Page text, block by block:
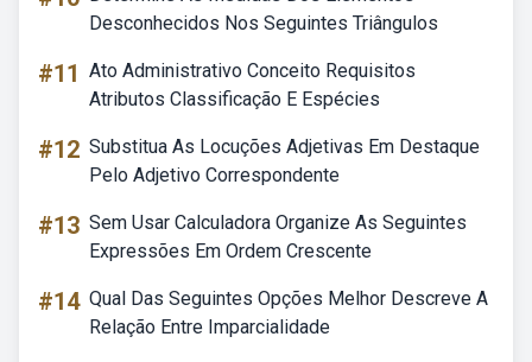
Desconhecidos Nos Seguintes Triângulos
#11 Ato Administrativo Conceito Requisitos
Atributos Classificação E Espécies
#12 Substitua As Locuções Adjetivas Em Destaque
Pelo Adjetivo Correspondente
#13 Sem Usar Calculadora Organize As Seguintes
Expressões Em Ordem Crescente
#14 Qual Das Seguintes Opções Melhor Descreve A
Relação Entre Imparcialidade